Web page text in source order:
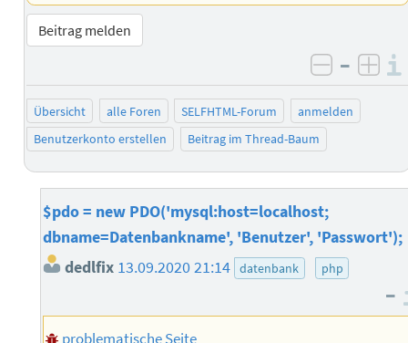
Beitrag melden
negativ
–
Übersicht alle Foren SELFHTML-Forum
anmelden
Benutzerkonto erstellen
Beitrag im Thread-Baum
$pdo = new PDO('mysql:host=localhost;
dbname=Datenbankname', 'Benutzer', 'Passwort');
dedlfix 13.09.2020 21:14 datenbank php
–
problematische Seite